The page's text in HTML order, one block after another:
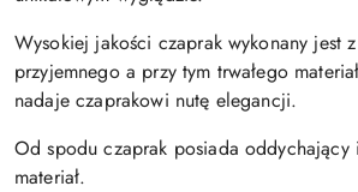
Wysokiej jakości czaprak wykonany jest
przyjemnego a przy tym trwałego
nadaje czaprakowi nutę elegancji.
Od spodu czaprak posiada oddychający
materiał.